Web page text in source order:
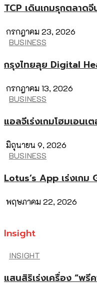
TCP เดินเกมรุกตลาด
กรกฎาคม 23, 2026
BUSINESS
กรุงไทยลุย Digital
กรกฎาคม 13, 2026
BUSINESS
แอลจีเร่งเกมโฮมเอนเ
มิถุนายน 9, 2026
BUSINESS
Lotus’s App เร่งเก
พฤษภาคม 22, 2026
Insight
INSIGHT
แสนสิริเร่งเครื่อง “พรี